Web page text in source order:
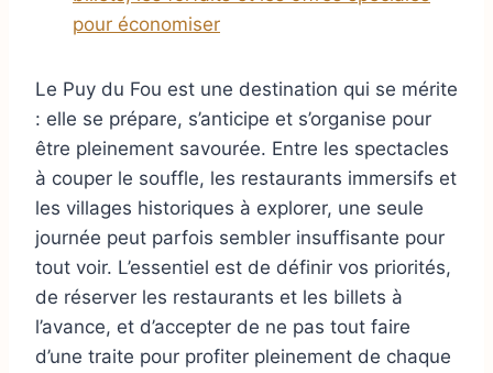
pour économiser
Le Puy du Fou est une destination qui se mérite
: elle se prépare, s’anticipe et s’organise pour
être pleinement savourée. Entre les spectacles
à couper le souffle, les restaurants immersifs et
les villages historiques à explorer, une seule
journée peut parfois sembler insuffisante pour
tout voir. L’essentiel est de définir vos priorités,
de réserver les restaurants et les billets à
l’avance, et d’accepter de ne pas tout faire
d’une traite pour profiter pleinement de chaque